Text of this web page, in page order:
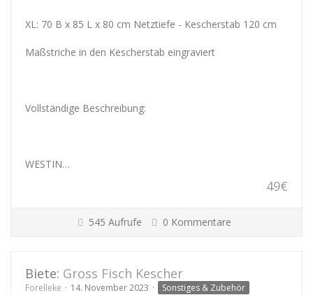
XL: 70 B x 85 L x 80 cm Netztiefe - Kescherstab 120 cm
Maßstriche in den Kescherstab eingraviert
Vollständige Beschreibung:
WESTIN…
49€
545 Aufrufe 0 Kommentare
Biete: Gross Fisch Kescher
Forelleke 14. November 2023 Sonstiges & Zubehör